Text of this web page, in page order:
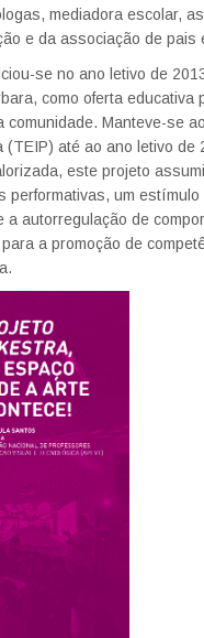
mediadora escolar,
e da associação de pais
se no ano letivo de
como oferta
comunidade. Manteve-se
(TEIP) até ao ano letivo
este projeto
performativas, um
a autorregulação de
a promoção de